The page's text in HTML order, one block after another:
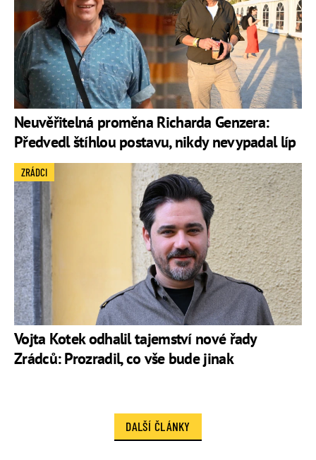
Neuvěřitelná proměna Richarda Genzera:
Předvedl štíhlou postavu, nikdy nevypadal líp
Vojta Kotek odhalil tajemství nové řady
Zrádců: Prozradil, co vše bude jinak
ZRÁDCI
DALŠÍ ČLÁNKY